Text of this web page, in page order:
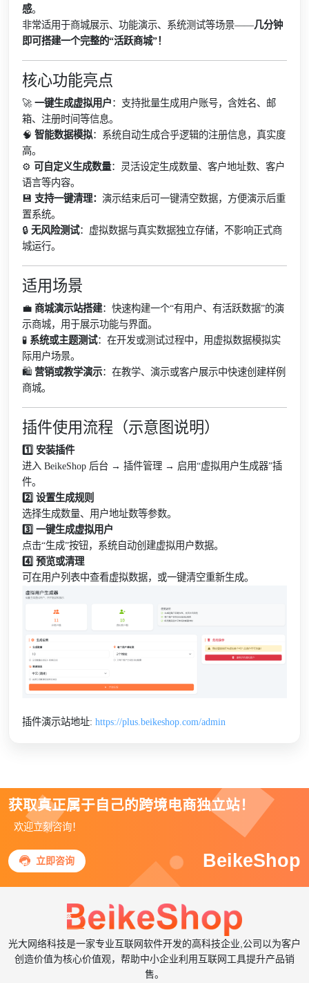
感。
非常适用于商城展示、功能演示、系统测试等场景——几分钟
即可搭建一个完整的“活跃商城”！
核心功能亮点
🚀一键生成虚拟用户：支持批量生成用户账号，含姓名、邮
箱、注册时间等信息。
🧠智能数据模拟：系统自动生成合乎逻辑的注册信息，真实度
高。
⚙️ 可自定义生成数量：灵活设定生成数量、客户地址数、客户
语言等内容。
💾 支持一键清理：演示结束后可一键清空数据，方便演示后重
置系统。
🔒无风险测试：虚拟数据与真实数据独立存储，不影响正式商
城运行。
适用场景
💼商城演示站搭建：快速构建一个“有用户、有活跃数据”的演
示商城，用于展示功能与界面。
🧪 系统或主题测试：在开发或测试过程中，用虚拟数据模拟实
际用户场景。
🛍️营销或教学演示：在教学、演示或客户展示中快速创建样例
商城。
插件使用流程（示意图说明）
1️⃣ 安装插件
进入 BeikeShop 后台 → 插件管理 → 启用“虚拟用户生成器”插
件。
2️⃣ 设置生成规则
选择生成数量、用户地址数等参数。
3️⃣ 一键生成虚拟用户
点击“生成”按钮，系统自动创建虚拟用户数据。
4️⃣ 预览或清理
可在用户列表中查看虚拟数据，或一键清空重新生成。
插件演示站地址:https://plus.beikeshop.com/admin
获取真正属于自己的跨境电商独立站！
欢迎立刻咨询！
 立即咨询 BeikeShop
光大网络科技是一家专业互联网软件开发的高科技企业,公司以为客户
创造价值为核心价值观，帮助中小企业利用互联网工具提升产品销
售。